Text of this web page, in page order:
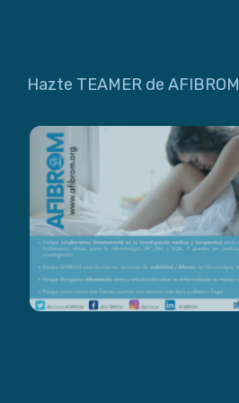
Hazte TEAMER de AFIBROM